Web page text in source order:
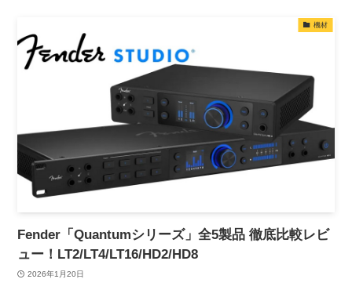
機材
Fender「Quantumシリーズ」全5製品 徹底比較レビ
ュー！LT2/LT4/LT16/HD2/HD8
2026年1月20日